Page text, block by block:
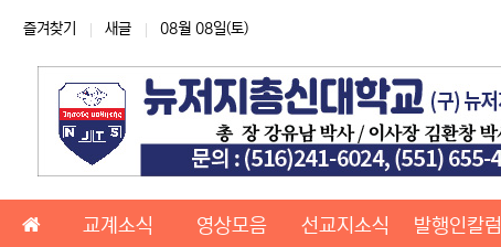
상단 네비
즐겨찾기 새글 08월 08일(토)
메인 메뉴교계소식 영상모음 선교지소식 발행인칼럼